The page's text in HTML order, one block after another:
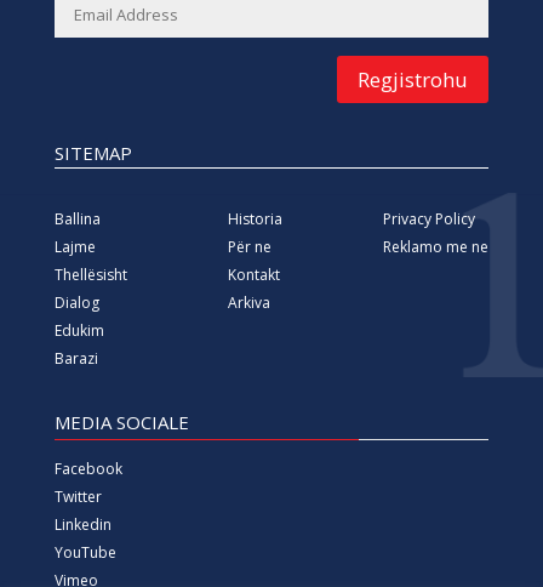
Regjistrohu
SITEMAP
Ballina
Lajme
Thellësisht
Dialog
Edukim
Barazi
Historia
Për ne
Kontakt
Arkiva
Privacy Policy
Reklamo me ne
MEDIA SOCIALE
Facebook
Twitter
Linkedin
YouTube
Vimeo